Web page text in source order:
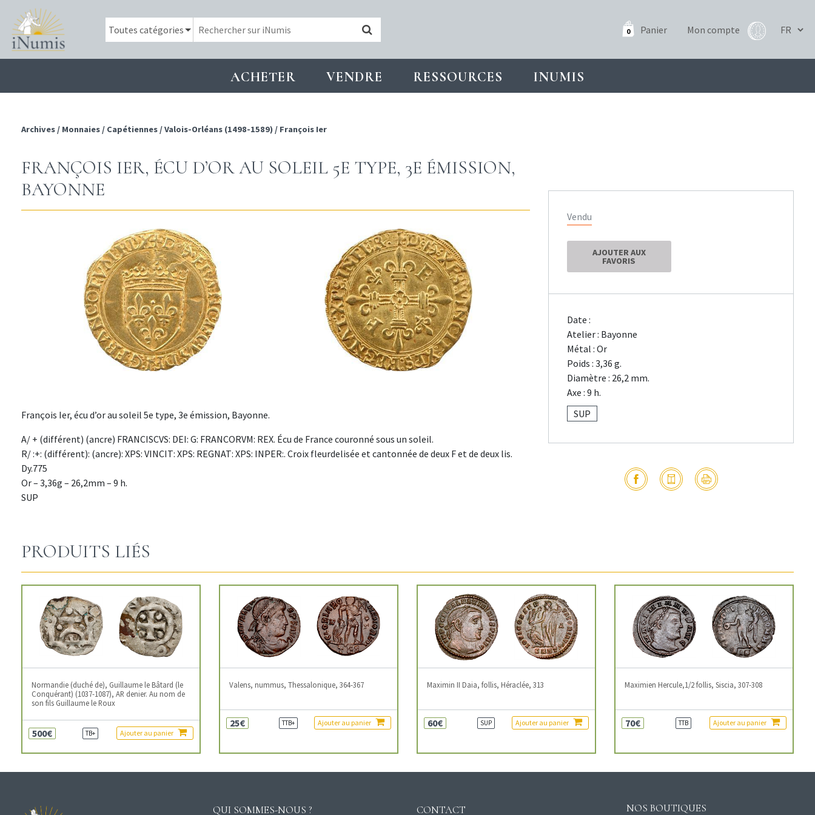
0 Panier Mon compte
ACHETER VENDRE RESSOURCES INUMIS
Archives / Monnaies / Capétiennes /Valois-Orléans (1498-1589) / François Ier
FRANÇOIS IER, ÉCU D’OR AU SOLEIL 5E TYPE, 3E ÉMISSION,
BAYONNE
François Ier, écu d’or au soleil 5e type, 3e émission, Bayonne.
A/ + (différent) (ancre) FRANCISCVS: DEI: G: FRANCORVM: REX. Écu de France couronné sous un soleil.
R/ :+: (différent): (ancre): XPS: VINCIT: XPS: REGNAT: XPS: INPER:. Croix fleurdelisée et cantonnée de deux F et de deux lis.
Dy.775
Or – 3,36g – 26,2mm – 9 h.
SUP
Vendu
AJOUTER AUX
FAVORIS
Date :
Atelier : Bayonne
Métal : Or
Poids : 3,36 g.
Diamètre : 26,2 mm.
Axe : 9 h.
SUP
PRODUITS LIÉS
Normandie (duché de), Guillaume le Bâtard (le
Conquérant) (1037-1087), AR denier. Au nom de
son fils Guillaume le Roux
500€ TB+ Ajouter au panier
Valens, nummus, Thessalonique, 364-367
25€ TTB+ Ajouter au panier
Maximin II Daia, follis, Héraclée, 313
60€ SUP Ajouter au panier
Maximien Hercule,1/2 follis, Siscia, 307-308
70€ TTB Ajouter au panier
QUI SOMMES-NOUS ? CONTACT NOS BOUTIQUES